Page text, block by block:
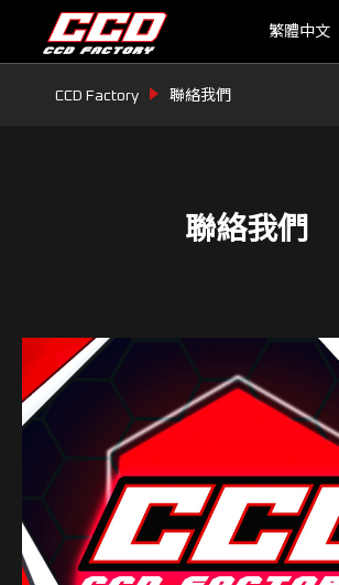
繁體中文
CCD Factory 聯絡我們
聯絡我們